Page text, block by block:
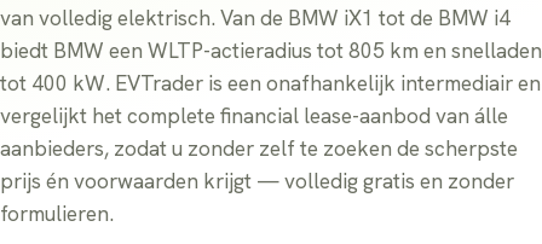
van volledig elektrisch. Van de BMW iX1 tot de BMW i4
biedt BMW een WLTP-actieradius tot 805 km en snelladen
tot 400 kW. EVTrader is een onafhankelijk intermediair en
vergelijkt het complete financial lease-aanbod van álle
aanbieders, zodat u zonder zelf te zoeken de scherpste
prijs én voorwaarden krijgt — volledig gratis en zonder
formulieren.